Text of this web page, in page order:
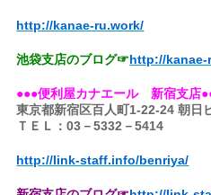
http://kanae-ru.work/
池袋支店のブログ☞http://
●●●便利屋カナエール 新宿支店
東京都新宿区百人町1-22-24 朝日
ＴＥＬ：03－5332－5414
http://link-staff.info/benriya/